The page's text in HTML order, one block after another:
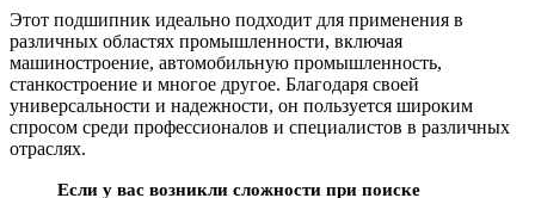
Этот подшипник идеально подходит для применения в
различных областях промышленности, включая
машиностроение, автомобильную промышленность,
станкостроение и многое другое. Благодаря своей
универсальности и надежности, он пользуется широким
спросом среди профессионалов и специалистов в различных
отраслях.
Если у вас возникли сложности при поиске